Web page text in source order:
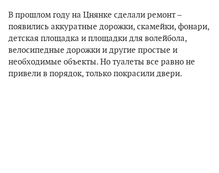
В прошлом году на Цнянке сделали ремонт –
появились аккуратные дорожки, скамейки, фонари,
детская площадка и площадки для волейбола,
велосипедные дорожки и другие простые и
необходимые объекты. Но туалеты все равно не
привели в порядок, только покрасили двери.